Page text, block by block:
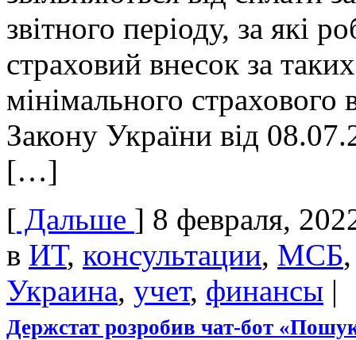
звітного періоду, за які
страховий внесок за
мінімального
Закону України від
[…]
[ Дальше ] 8 февраля,
в ИТ, консультации, МСБ
Украина, учет, финансы |
Держстат розробив чат-бот